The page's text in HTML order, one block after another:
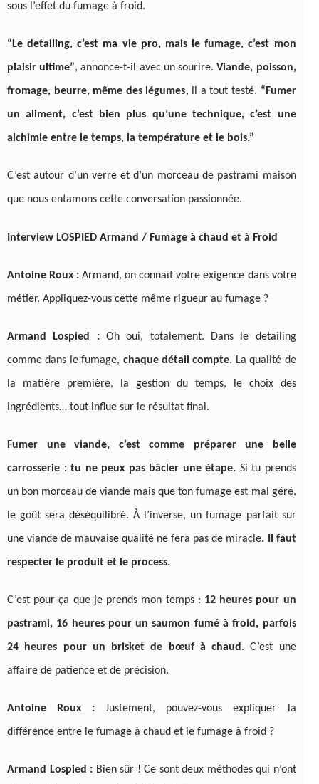
sous l’effet du fumage à froid.
“Le detailing, c’est ma vie pro, mais le fumage, c’est mon
plaisir ultime”, annonce-t-il avec un sourire.Viande, poisson,
fromage, beurre, même des légumes, il a tout testé. “Fumer
un aliment, c’est bien plus qu’une technique, c’est une
alchimie entre le temps, la température et le bois.”
C’est autour d’un verre et d’un morceau de pastrami maison
que nous entamons cette conversation passionnée.
Interview LOSPIED Armand / Fumage à chaud et à Froid
Antoine Roux : Armand, on connaît votre exigence dans votre
métier. Appliquez-vous cette même rigueur au fumage ?
Armand Lospied :Oh oui, totalement. Dans le detailing
comme dans le fumage, chaque détail compte. La qualité de
la matière première, la gestion du temps, le choix des
ingrédients… tout influe sur le résultat final.
Fumer une viande, c’est comme préparer une belle
carrosserie : tu ne peux pas bâcler une étape. Si tu prends
un bon morceau de viande mais que ton fumage est mal géré,
le goût sera déséquilibré. À l’inverse, un fumage parfait sur
une viande de mauvaise qualité ne fera pas de miracle. Il faut
respecter le produit et le process.
C’est pour ça que je prends mon temps : 12 heures pour un
pastrami, 16 heures pour un saumon fumé à froid, parfois
24 heures pour un brisket de bœuf à chaud. C’est une
affaire de patience et de précision.
Antoine Roux : Justement, pouvez-vous expliquer la
différence entre le fumage à chaud et le fumage à froid ?
Armand Lospied : Bien sûr ! Ce sont deux méthodes qui n’ont